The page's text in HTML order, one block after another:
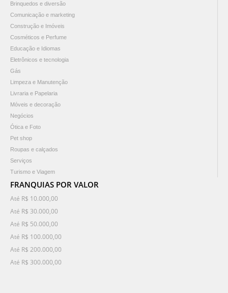
Brinquedos e diversão
Comunicação e marketing
Construção e Imóveis
Cosméticos e Perfume
Educação e Idiomas
Eletrônicos e tecnologia
Gás
Limpeza e Manutenção
Livraria e Papelaria
Móveis e decoração
Negócios
Ótica e Foto
Pet shop
Roupas e calçados
Serviços
Turismo e Viagem
FRANQUIAS POR VALOR
Até R$ 10.000,00
Até R$ 30.000,00
Até R$ 50.000,00
Até R$ 100.000,00
Até R$ 200.000,00
Até R$ 300.000,00